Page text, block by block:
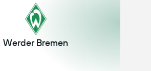
Werder Bremen